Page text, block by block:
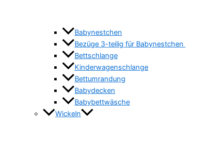
Babynestchen
Bezüge 3-teilig für Babynestchen
Bettschlange
Kinderwagenschlange
Bettumrandung
Babydecken
Babybettwäsche
Wickeln